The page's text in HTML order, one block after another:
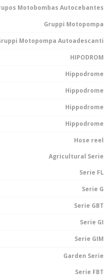
Motobombas Autocebantes
Gruppi Motopompa
Motopompa Autoadescanti
HIPODROM
Hippodrome
Hippodrome
Hippodrome
Hippodrome
Hose reel
Agricultural Serie
Serie FL
Serie G
Serie GBT
Serie GI
Serie GIM
Garden Serie
Serie FBT